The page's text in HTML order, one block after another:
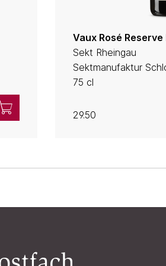
Vaux Rosé
Sekt Rheingau
Sektmanufaktur
75 cl
29.50